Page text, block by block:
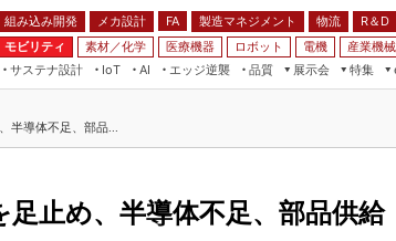
組み込み開発 メカ設計 FA 製造マネジメント 物流 R＆D
モビリティ 素材／化学 医療機器 ロボット 電機 産業機械
サステナ設計
IoT
AI
エッジ逆襲 品質
展示会
JIMTOF
IIFES
特集
VR／AR
フィールドサービス
FA
モビリティ
半導体不足、部品...
足止め、半導体不足、部品供給